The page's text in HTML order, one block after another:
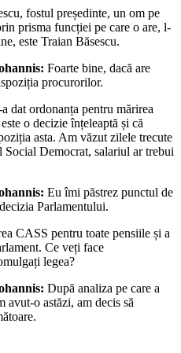
fostul președinte, un om pe
prisma funcției pe care o are, l-
este Traian Băsescu.
Foarte bine, dacă are
procurorilor.
dat ordonanța pentru mărirea
o decizie înțeleaptă și că
asta. Am văzut zilele trecute
Democrat, salariul ar trebui
Eu îmi păstrez punctul de
Parlamentului.
CASS pentru toate pensiile și a
Ce veți face
legea?
După analiza pe care a
avut-o astăzi, am decis să